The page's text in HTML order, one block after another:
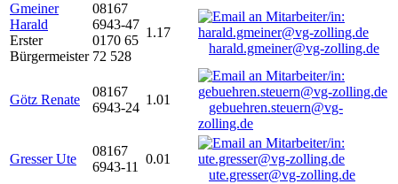
Gmeiner
Harald
Erster
Bürgermeister
08167
6943-47
0170 65
72 528
1.17
harald.gmeiner@vg-zolling.de
Götz Renate
08167
6943-24
1.01
gebuehren.steuern@vg-
zolling.de
Gresser Ute
08167
6943-11
0.01
ute.gresser@vg-zolling.de